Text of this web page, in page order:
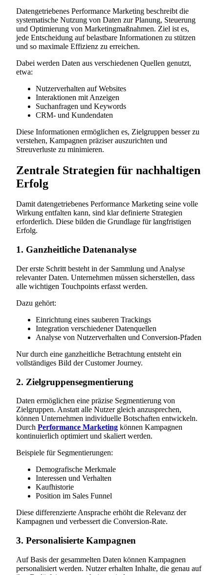
Datengetriebenes Performance Marketing beschreibt die
systematische Nutzung von Daten zur Planung, Steuerung
und Optimierung von Marketingmaßnahmen. Ziel ist es,
jede Entscheidung auf belastbare Informationen zu stützen
und so maximale Effizienz zu erreichen.
Dabei werden Daten aus verschiedenen Quellen genutzt,
etwa:
Nutzerverhalten auf Websites
Interaktionen mit Anzeigen
Suchanfragen und Keywords
CRM- und Kundendaten
Diese Informationen ermöglichen es, Zielgruppen besser zu
verstehen, Kampagnen präziser auszurichten und
Streuverluste zu minimieren.
Zentrale Strategien für nachhaltigen
Erfolg
Damit datengetriebenes Performance Marketing seine volle
Wirkung entfalten kann, sind klar definierte Strategien
erforderlich. Diese bilden die Grundlage für langfristigen
Erfolg.
1. Ganzheitliche Datenanalyse
Der erste Schritt besteht in der Sammlung und Analyse
relevanter Daten. Unternehmen müssen sicherstellen, dass
alle wichtigen Touchpoints erfasst werden.
Dazu gehört:
Einrichtung eines sauberen Trackings
Integration verschiedener Datenquellen
Analyse von Nutzerverhalten und Conversion-Pfaden
Nur durch eine ganzheitliche Betrachtung entsteht ein
vollständiges Bild der Customer Journey.
2. Zielgruppensegmentierung
Daten ermöglichen eine präzise Segmentierung von
Zielgruppen. Anstatt alle Nutzer gleich anzusprechen,
können Unternehmen individuelle Botschaften entwickeln.
Durch Performance Marketing können Kampagnen
kontinuierlich optimiert und skaliert werden.
Beispiele für Segmentierungen:
Demografische Merkmale
Interessen und Verhalten
Kaufhistorie
Position im Sales Funnel
Diese differenzierte Ansprache erhöht die Relevanz der
Kampagnen und verbessert die Conversion-Rate.
3. Personalisierte Kampagnen
Auf Basis der gesammelten Daten können Kampagnen
personalisiert werden. Nutzer erhalten Inhalte, die genau auf